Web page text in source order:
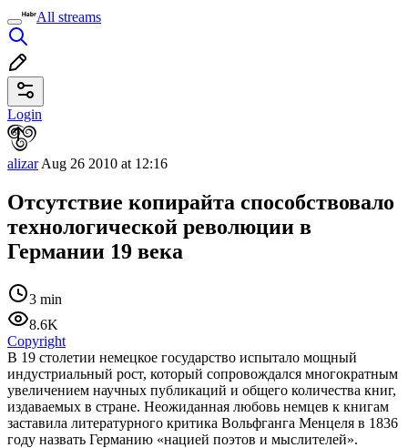
All streams
Login
alizarAug 26 2010 at 12:16
Отсутствие копирайта способствовало
технологической революции в
Германии 19 века
3 min
8.6K
Copyright
В 19 столетии немецкое государство испытало мощный
индустриальный рост, который сопровождался многократным
увеличением научных публикаций и общего количества книг,
издаваемых в стране. Неожиданная любовь немцев к книгам
заставила литературного критика Вольфганга Менцеля в 1836
году назвать Германию «нацией поэтов и мыслителей».